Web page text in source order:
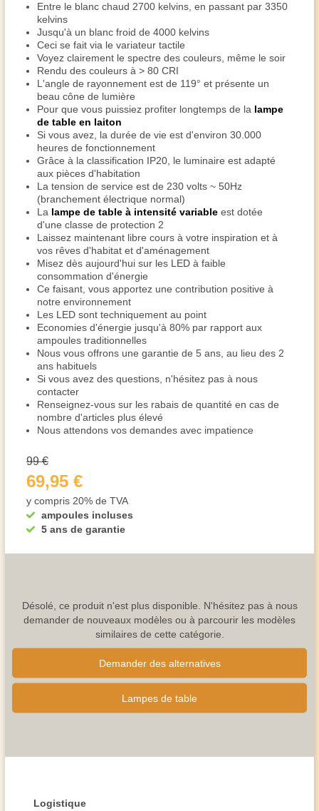
Entre le blanc chaud 2700 kelvins, en passant par 3350
kelvins
Jusqu'à un blanc froid de 4000 kelvins
Ceci se fait via le variateur tactile
Voyez clairement le spectre des couleurs, même le soir
Rendu des couleurs à > 80 CRI
L'angle de rayonnement est de 119° et présente un
beau cône de lumière
Pour que vous puissiez profiter longtemps de la lampe
de table en laiton
Si vous avez, la durée de vie est d'environ 30.000
heures de fonctionnement
Grâce à la classification IP20, le luminaire est adapté
aux pièces d'habitation
La tension de service est de 230 volts ~ 50Hz
(branchement électrique normal)
La lampe de table à intensité variable est dotée
d'une classe de protection 2
Laissez maintenant libre cours à votre inspiration et à
vos rêves d'habitat et d'aménagement
Misez dès aujourd'hui sur les LED à faible
consommation d'énergie
Ce faisant, vous apportez une contribution positive à
notre environnement
Les LED sont techniquement au point
Economies d'énergie jusqu'à 80% par rapport aux
ampoules traditionnelles
Nous vous offrons une garantie de 5 ans, au lieu des 2
ans habituels
Si vous avez des questions, n'hésitez pas à nous
contacter
Renseignez-vous sur les rabais de quantité en cas de
nombre d'articles plus élevé
Nous attendons vos demandes avec impatience
ampoules incluses
5 ans de garantie
99 €
69,95 €
y compris 20% de TVA
Désolé, ce produit n'est plus disponible. N'hésitez pas à nous
demander de nouveaux modèles ou à parcourir les modèles
similaires de cette catégorie.
Demander des alternatives
Lampes de table
Logistique